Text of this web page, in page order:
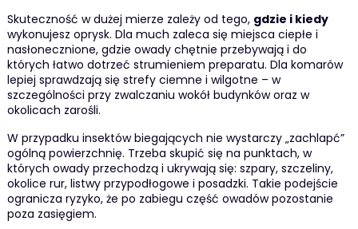
Skuteczność w dużej mierze zależy od tego, gdzie i kiedy
wykonujesz oprysk. Dla much zaleca się miejsca ciepłe i
nasłonecznione, gdzie owady chętnie przebywają i do
których łatwo dotrzeć strumieniem preparatu. Dla komarów
lepiej sprawdzają się strefy ciemne i wilgotne – w
szczególności przy zwalczaniu wokół budynków oraz w
okolicach zarośli.
W przypadku insektów biegających nie wystarczy „zachlapć”
ogólną powierzchnię. Trzeba skupić się na punktach, w
których owady przechodzą i ukrywają się: szpary, szczeliny,
okolice rur, listwy przypodłogowe i posadzki. Takie podejście
ogranicza ryzyko, że po zabiegu część owadów pozostanie
poza zasięgiem.